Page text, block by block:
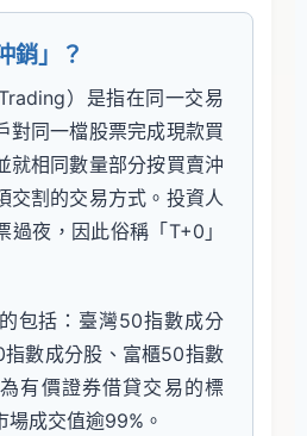
銷」？
）是指在同一交易
對同一檔股票完成現款買
就相同數量部分按買賣沖
交割的交易方式。投資人
過夜，因此俗稱「T+0」
包括：臺灣50指數成分
指數成分股、富櫃50指數
有價證券借貸交易的標
場成交值逾99%。